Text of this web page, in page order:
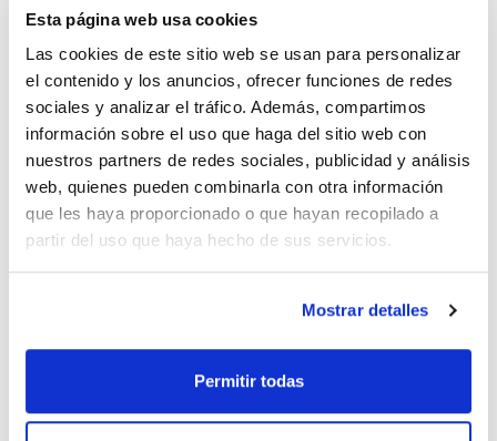
Esta página web usa cookies
Las cookies de este sitio web se usan para personalizar
el contenido y los anuncios, ofrecer funciones de redes
sociales y analizar el tráfico. Además, compartimos
información sobre el uso que haga del sitio web con
nuestros partners de redes sociales, publicidad y análisis
web, quienes pueden combinarla con otra información
que les haya proporcionado o que hayan recopilado a
partir del uso que haya hecho de sus servicios.
Mostrar detalles
Permitir todas
Referencia
ME04961000
Envase
x 1 l :: Botella de
vidrio
Disponibilidad
Ver stock
Capacidad
ME04962500
x 2,5 l :: Botella
Comprar
Ver stock